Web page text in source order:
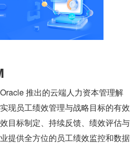
推出的云端人力资本管理解
现员工绩效管理与战略目标的有效
目标制定、持续反馈、绩效评估与
提供全方位的员工绩效监控和数据